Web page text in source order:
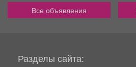
Все объявления
Разделы сайта: